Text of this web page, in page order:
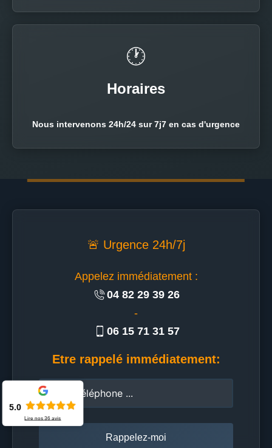
🕐
Horaires
Nous intervenons 24h/24 sur 7j7 en cas d'urgence
🚨 Urgence 24h/7j
Appelez immédiatement :
04 82 29 39 26
-
06 15 71 31 57
Etre rappelé immédiatement:
5.0
Lire nos36 avis